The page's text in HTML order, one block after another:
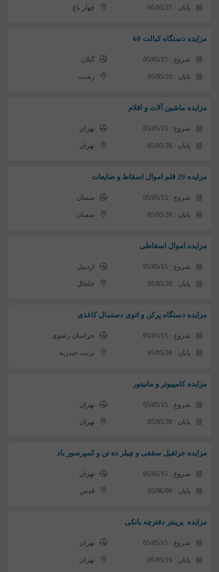
پایان : 05/05/25 چَهار باغ
مزایده دستگاه کبالت 60
شروع : 05/05/15 گیلان
پایان : 05/05/29 رشت
مزایده ماشین آلات و اقلام
شروع : 05/05/15 تهران
پایان : 05/05/26 تهران
مزایده 29 قلم اموال اسقاط و ضایعات
شروع : 05/05/15 سمنان
پایان : 05/05/20 سمنان
مزایده اموال اسقاطی
شروع : 05/05/15 اردبیل
پایان : 05/05/28 خلخال
مزایده دستگاه پرکن و اتوی دستمال کاغذی
شروع : 05/05/15 خراسان رضوی
پایان : 05/05/28 تربت حیدریه
مزایده کامپیوتر و مانیتور
شروع : 05/05/15 تهران
پایان : 05/05/28 تهران
مزایده جرثقیل سقفی و چیلر ده تن و کمپرسور باد
شروع : 05/05/15 تهران
پایان : 05/06/09 قدس
مزایده پرینتر دفترچه بانکی
شروع : 05/05/15 تهران
پایان : 05/05/19 تهران